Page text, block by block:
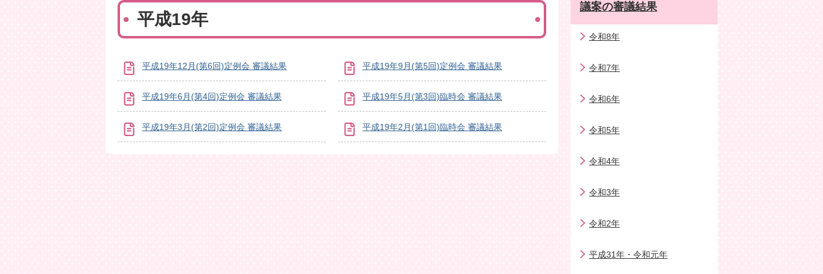
平成19年
平成19年12月(第6回)定例会 審議結果 平成19年9月(第5回)定例会 審議結果
平成19年6月(第4回)定例会 審議結果 平成19年5月(第3回)臨時会 審議結果
平成19年3月(第2回)定例会 審議結果 平成19年2月(第1回)臨時会 審議結果
議案の審議結果
令和8年
令和7年
令和6年
令和5年
令和4年
令和3年
令和2年
平成31年・令和元年